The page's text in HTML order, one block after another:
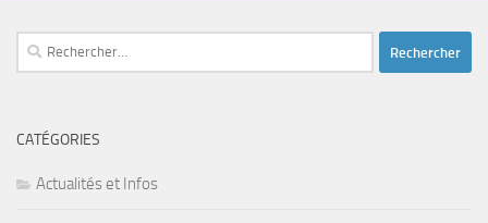
Rechercher :
CATÉGORIES
Actualités et Infos